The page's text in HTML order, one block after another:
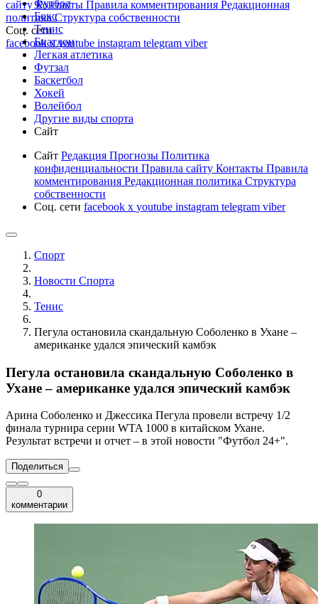
сайтуКонтакты Правила комментирования Редакционная
политикаСтруктура собственности
Соц. сети
facebookxyoutube instagram telegram viber
Футбол
Бокс
Тенис
Биатлон
Легкая атлетика
Футзал
Баскетбол
Хокей
Волейбол
Другие виды спорта
Сайт
Сайт Редакция Прогнозы Политика
конфиденциальности Правила сайту Контакты Правила
комментирования Редакционная политика Структура
собственности
Соц. сети facebook x youtube instagram telegram viber
Спорт
Новости Cпорта
Тенис
Пегула остановила скандальную Соболенко в Ухане –
американке удался эпический камбэк
Пегула остановила скандальную Соболенко в
Ухане – американке удался эпический камбэк
Арина Соболенко и Джессика Пегула провели встречу 1/2
финала турнира серии WTA 1000 в китайском Ухане.
Результат встречи и отчет – в этой новости "Футбол 24+".
Поделиться
0
комментарии